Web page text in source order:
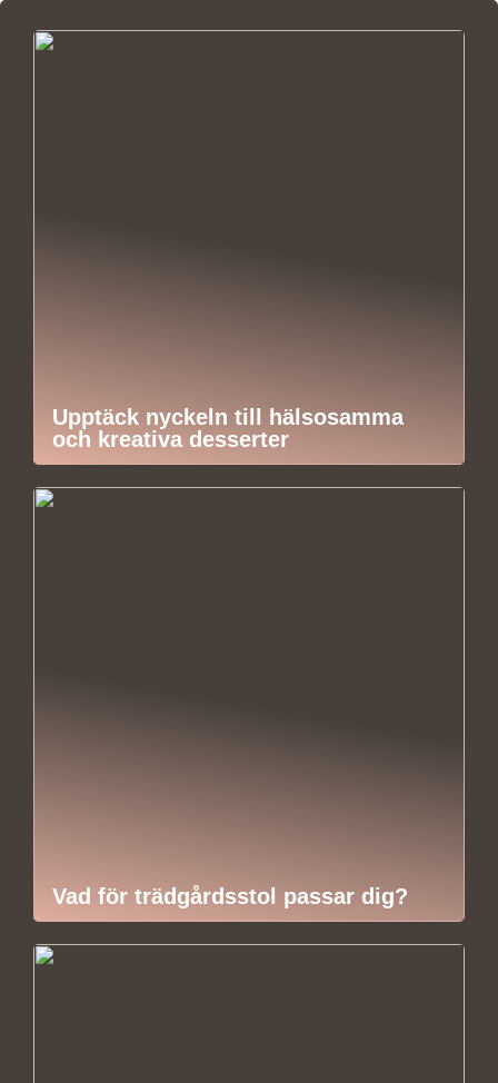
Upptäck nyckeln till hälsosamma
och kreativa desserter
Vad för trädgårdsstol passar dig?